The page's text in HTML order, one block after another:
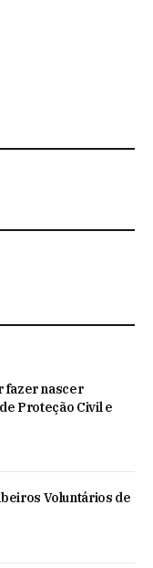
fazer nascer
Proteção Civil e
Voluntários de